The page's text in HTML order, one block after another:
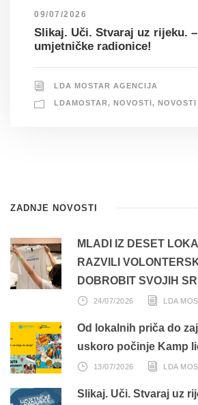
09/07/2026
Slikaj. Uči. Stvaraj uz rijeku.
umjetničke radionice!
LDA MOSTAR AGENCIJA
LDAMOSTAR, NOVOSTI, NOVOSTI
ZADNJE NOVOSTI
MLADI IZ DESET
RAZVILI
DOBROBIT SVOJIH
24/07/2026 LDA
Od lokalnih priča do
uskoro počinje Kamp
13/07/2026 LDA
Slikaj. Uči. Stvaraj uz